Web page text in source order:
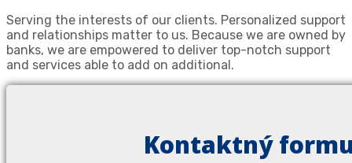
Serving the interests of our clients. Personalized support
and relationships matter to us. Because we are owned by
banks, we are empowered to deliver top-notch support
and services able to add on additional.
Kontaktný